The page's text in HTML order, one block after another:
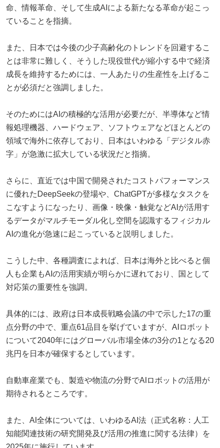
命、情報革命、そして生成AIによる新たなる革命が起こっ
ていることを指摘。
また、日本では今後の少子高齢化のトレンドを回避するこ
とは非常に難しく、そうした現役世代が縮小する中で経済
成長を維持するためには、一人あたりの生産性を上げるこ
とが必須だと強調しました。
そのためにはAIの積極的な活用が必要だが、半導体など情
報処理機器、ハードウェア、ソフトウェアなどほとんどの
領域で海外に依存しており、日本はいわゆる「デジタル赤
字」が急激に拡大している状況だと指摘。
さらに、直近では中国で開発されたコストパフォーマンス
に優れたDeepSeekの登場や、ChatGPTが多様なタスクを
こなすようになったり、画像・映像・触覚などAIが活用す
るデータがマルチモーダル化し空間を認識するフィジカル
AIの進化が急速に起こっていると説明しました。
こうした中、各種調査によれば、日本は海外と比べると個
人も企業もAIの活用実績が明らかに遅れており、国として
対応策の重要性を強調。
具体的には、政府は日本成長戦略会議の中で示した17の重
点分野の中で、重点61品目を挙げていますが、AIロボット
について2040年にはグローバル市場全体の3分の1となる20
兆円を日本が確保するとしています。
自動車産業でも、製造や物流の分野でAIロボットの活用が
期待されるところです。
また、AI全体については、いわゆるAI法（正式名称：人工
知能関連技術の研究開発及び活用の推進に関する法律）を